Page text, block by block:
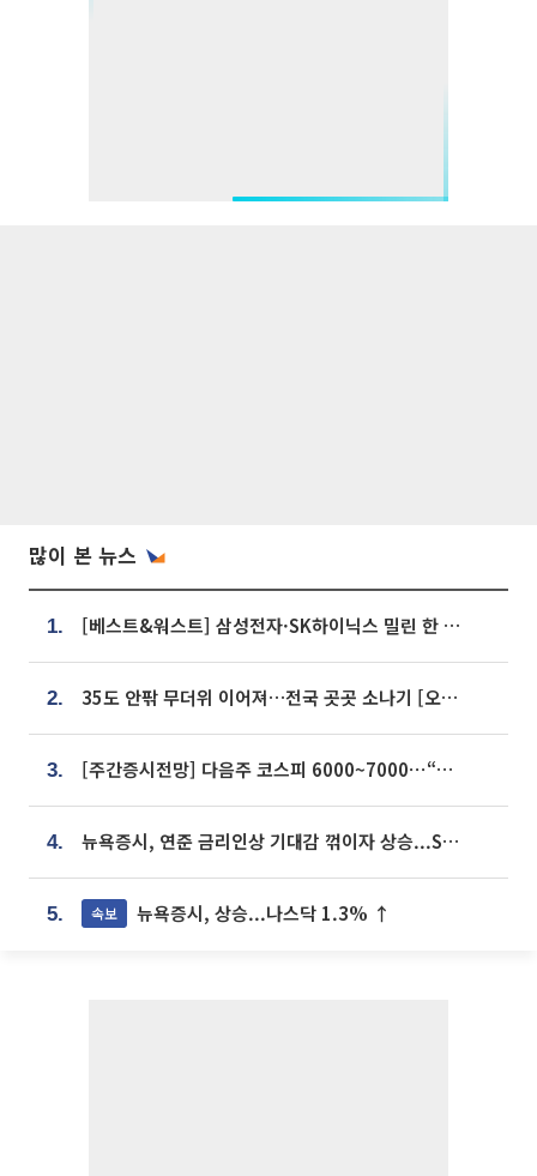
많이 본 뉴스
1. [베스트&워스트] 삼성전자·SK하이닉스 밀린 한 주…상상인증권은 85% 급등
2. 35도 안팎 무더위 이어져…전국 곳곳 소나기 [오늘 날씨]
3. [주간증시전망] 다음주 코스피 6000~7000⋯“外人 수급은 정책이 변수”
4. 뉴욕증시, 연준 금리인상 기대감 꺾이자 상승...S&P500 사상 최고치 [종합]
5. 속보 뉴욕증시, 상승...나스닥 1.3% ↑